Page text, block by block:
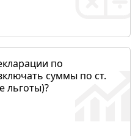
по
суммы по ст.
льготы)?